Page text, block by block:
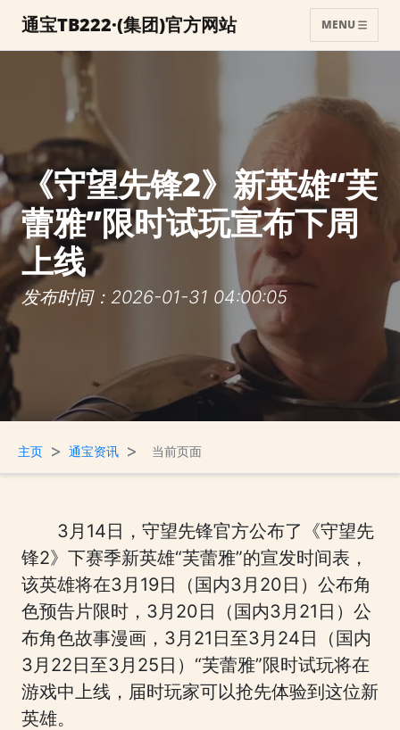
通宝TB222·(集团)官方网站 MENU
《守望先锋2》新英雄“芙
蕾雅”限时试玩宣布下周
上线
发布时间：2026-01-31 04:00:05
主页 > 通宝资讯 > 当前页面
3月14日，守望先锋官方公布了《守望先
锋2》下赛季新英雄“芙蕾雅”的宣发时间表，
该英雄将在3月19日（国内3月20日）公布角
色预告片限时，3月20日（国内3月21日）公
布角色故事漫画，3月21日至3月24日（国内
3月22日至3月25日）“芙蕾雅”限时试玩将在
游戏中上线，届时玩家可以抢先体验到这位新
英雄。